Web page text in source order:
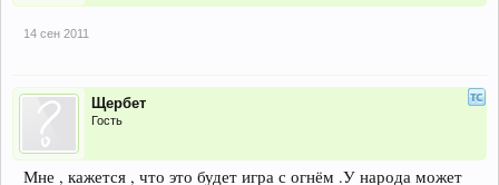
14 сен 2011
Щербет
Гость
Мне , кажется , что это будет игра с огнём .У народа может